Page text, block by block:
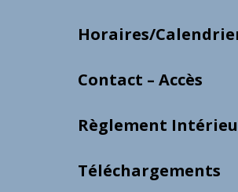
Horaires/
Contact – Accès
Règlement
Téléchargements